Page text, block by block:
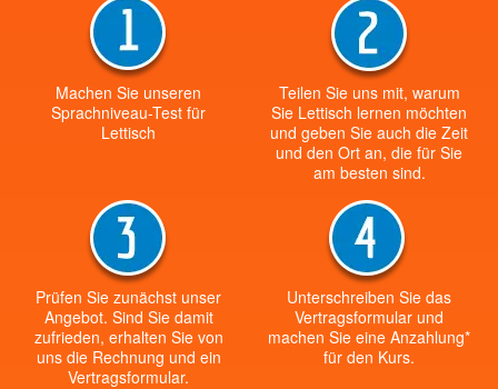
Machen Sie unseren
Sprachniveau-Test für
Lettisch
Teilen Sie uns mit, warum
Sie Lettisch lernen möchten
und geben Sie auch die Zeit
und den Ort an, die für Sie
am besten sind.
Prüfen Sie zunächst unser
Angebot. Sind Sie damit
zufrieden, erhalten Sie von
uns die Rechnung und ein
Vertragsformular.
Unterschreiben Sie das
Vertragsformular und
machen Sie eine Anzahlung*
für den Kurs.